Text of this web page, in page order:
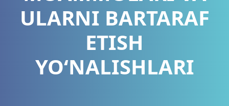
ULARNI BARTARAF
ETISH
YO‘NALISHLARI